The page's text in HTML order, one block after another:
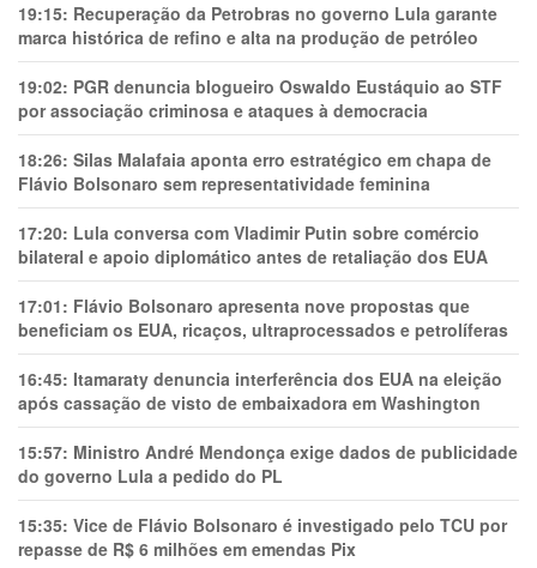
19:15: Recuperação da Petrobras no governo Lula garante
marca histórica de refino e alta na produção de petróleo
19:02: PGR denuncia blogueiro Oswaldo Eustáquio ao STF
por associação criminosa e ataques à democracia
18:26: Silas Malafaia aponta erro estratégico em chapa de
Flávio Bolsonaro sem representatividade feminina
17:20: Lula conversa com Vladimir Putin sobre comércio
bilateral e apoio diplomático antes de retaliação dos EUA
17:01: Flávio Bolsonaro apresenta nove propostas que
beneficiam os EUA, ricaços, ultraprocessados e petrolíferas
16:45: Itamaraty denuncia interferência dos EUA na eleição
após cassação de visto de embaixadora em Washington
15:57: Ministro André Mendonça exige dados de publicidade
do governo Lula a pedido do PL
15:35: Vice de Flávio Bolsonaro é investigado pelo TCU por
repasse de R$ 6 milhões em emendas Pix